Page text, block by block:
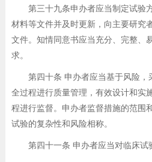
第三十九条申办者应当制定试验
材料等文件并及时更新，向主要研究
文件。知情同意书应当充分、完整、
求。
第四十条 申办者应当基于风险，
全过程进行质量管理，有效设计和实
程进行监督。申办者监督措施的范围
试验的复杂性和风险相称。
第四十一条 申办者应当对临床试